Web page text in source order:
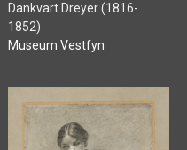
Dankvart Dreyer (1816-
1852)
Museum Vestfyn